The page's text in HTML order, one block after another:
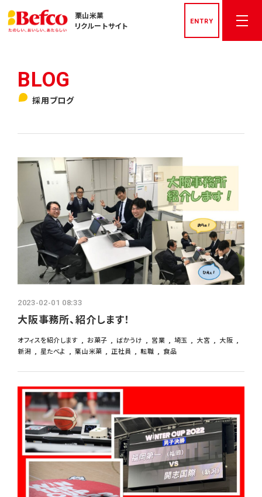
栗山米菓
リクルートサイト
ENTRY
先輩社員インタビュー
栗山米菓を知る
数字でみる栗山米菓
私たちの文化
よくあるご質問
インターンシップ
採用ブログ
2023-02-01 08:33
大阪事務所、紹介します！
オフィスを紹介します お菓子 ばかうけ 営業 埼玉 大宮
大阪
新潟
星たべよ 栗山米菓 正社員 転職 食品